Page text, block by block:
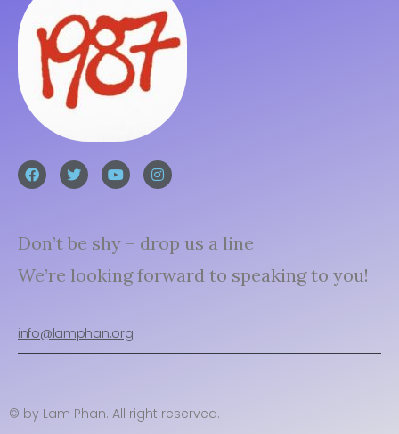
Don’t be shy – drop us a line
We’re looking forward to speaking to you!
info@lamphan.org
© by Lam Phan. All right reserved.